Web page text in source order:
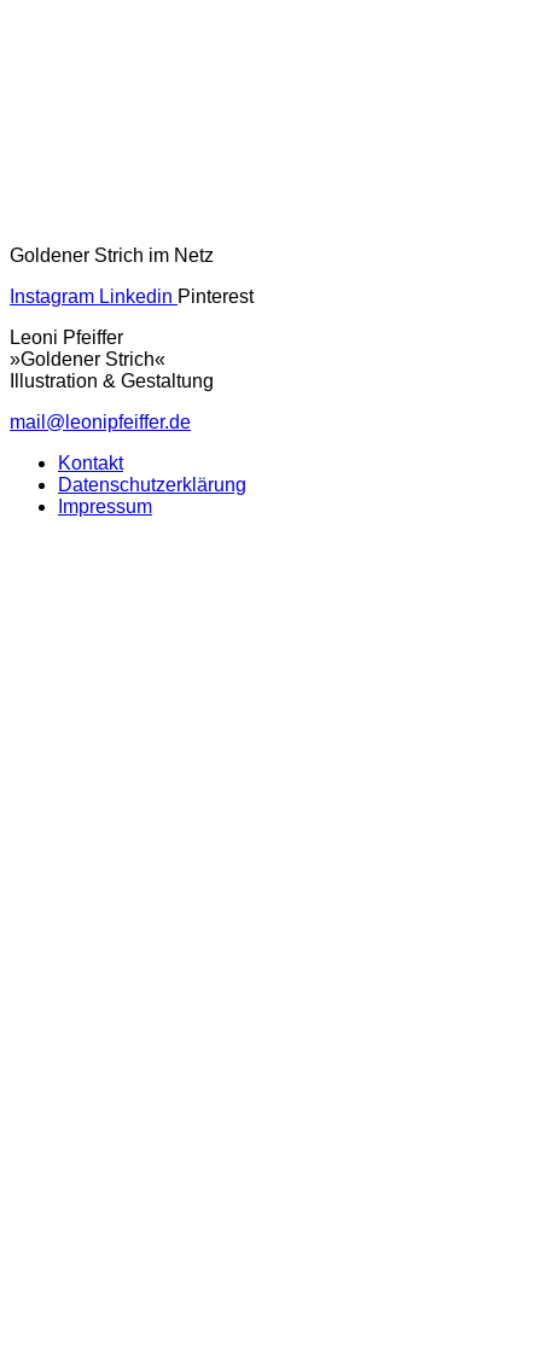
Goldener Strich im Netz
Instagram Linkedin Pinterest
Leoni Pfeiffer
»Goldener Strich«
Illustration & Gestaltung
mail@leonipfeiffer.de
Kontakt
Datenschutzerklärung
Impressum